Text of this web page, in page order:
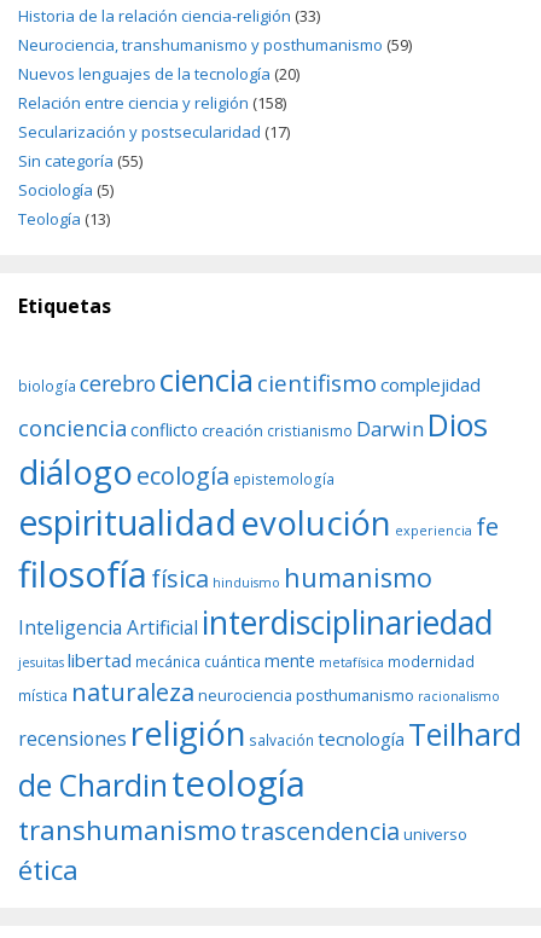
Historia de la relación ciencia-religión (33)
Neurociencia, transhumanismo y posthumanismo (59)
Nuevos lenguajes de la tecnología (20)
Relación entre ciencia y religión (158)
Secularización y postsecularidad (17)
Sin categoría (55)
Sociología (5)
Teología (13)
Etiquetas
biología cerebro ciencia cientifismo complejidad
conciencia conflicto creación cristianismo Darwin Dios
diálogoecología epistemología
espiritualidadevolución experiencia fe
filosofía física hinduismo humanismo
Inteligencia Artificial interdisciplinariedad
jesuitas libertad mecánica cuántica mente metafísica modernidad
mística naturaleza neurociencia posthumanismo racionalismo
recensiones religión salvación tecnología Teilhard
de Chardinteología
transhumanismotrascendencia universo
ética